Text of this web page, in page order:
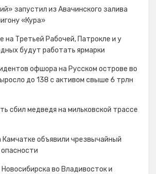
запустил из Авачинского залива
«Кура»
на Третьей Рабочей, Патрокле и у
будут работать ярмарки
офшора на Русском острове во
до 138 с активом свыше 6 трлн
сбил медведя на мильковской трассе
Камчатке объявили чрезвычайный
во Владивосток и